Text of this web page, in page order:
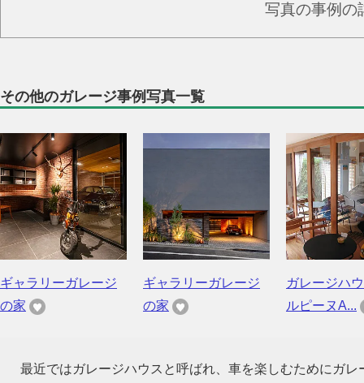
写真の事例の
その他のガレージ事例写真一覧
ギャラリーガレージ
の家
ギャラリーガレージ
の家
ガレージハ
ルピーヌA...
最近ではガレージハウスと呼ばれ、車を楽しむためにガ